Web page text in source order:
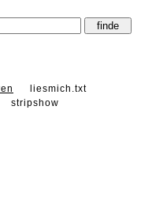
liesmich.txt
stripshow